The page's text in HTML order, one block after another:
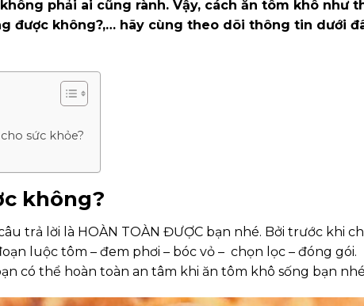
phải ai cũng rành. Vậy, cách ăn tôm khô như
được không?,… hãy cùng theo dõi thông tin dưới
sức khỏe?
không?
trả lời là HOÀN TOÀN ĐƯỢC bạn nhé. Bởi trước khi
luộc tôm – đem phơi – bóc vỏ – chọn lọc – đóng gói.
có thể hoàn toàn an tâm khi ăn tôm khô sống bạn